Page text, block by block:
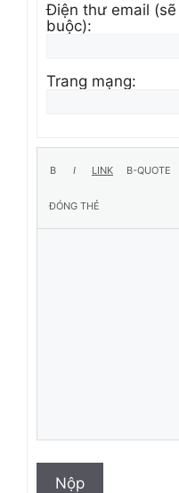
Điện thư email
buộc):
Trang mạng:
Nộp